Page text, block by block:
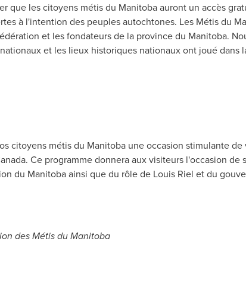
que les citoyens métis du Manitobaauront un accès
à l'intention des peuples autochtones. Les Métis du
et les fondateurs de la province du Manitoba.
et les lieux historiques nationaux ont joué dans
citoyens métis du Manitobaune occasion stimulante de
. Ce programme donnera aux visiteurs l'occasion de
du Manitobaainsi que du rôle de Louis Riel et du
des Métis duManitoba